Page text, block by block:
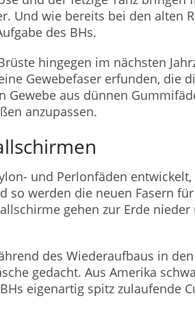
Und wie bereits bei den alten
des BHs.
hingegen im nächsten
Gewebefaser erfunden, die
Gewebe aus dünnen
anzupassen.
und Perlonfäden
so werden die neuen Fasern
gehen zur Erde
des Wiederaufbaus in
gedacht. Aus Amerika
eigenartig spitz zulaufende